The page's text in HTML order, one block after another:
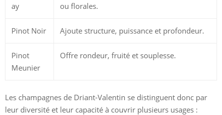
ay
ou florales.
Pinot Noir Ajoute structure, puissance et profondeur.
Pinot
Meunier
Offre rondeur, fruité et souplesse.
Les champagnes de Driant-Valentin se distinguent donc par
leur diversité et leur capacité à couvrir plusieurs usages :